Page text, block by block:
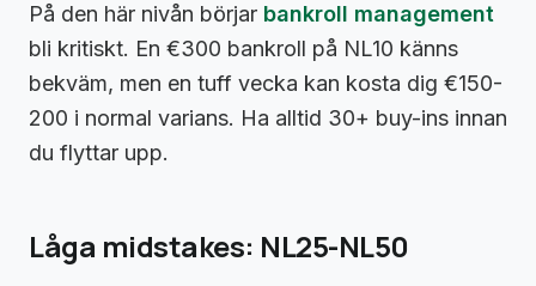
På den här nivån börjar bankroll management
bli kritiskt. En €300 bankroll på NL10 känns
bekväm, men en tuff vecka kan kosta dig €150-
200 i normal varians. Ha alltid 30+ buy-ins innan
du flyttar upp.
Låga midstakes: NL25-NL50